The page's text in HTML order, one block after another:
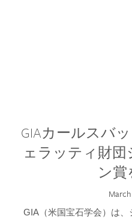
GIAカールスバ
ェラッティ財
ン賞
GIA（米国宝石学会）は